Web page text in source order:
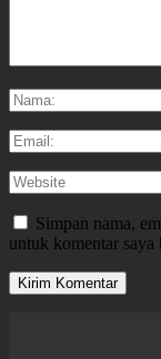
Simpan nama,
untuk komentar saya